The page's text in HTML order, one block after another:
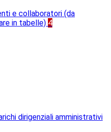
e collaboratori (da
in tabelle) 4
dirigenziali amministrativi